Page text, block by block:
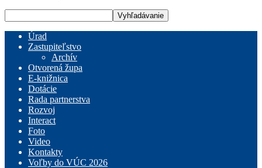
Úrad
Zastupiteľstvo
Archív
Otvorená župa
E-knižnica
Dotácie
Rada partnerstva
Rozvoj
Interact
Foto
Video
Kontakty
Voľby do VÚC 2026